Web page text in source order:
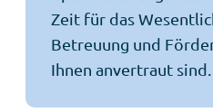
Zeit für das
Betreuung und
Ihnen anvertraut sind.